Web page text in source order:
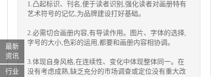
1.凸起标识、刊名,便于读者识别,强化读者对画册特有
艺术符号的记忆,为品牌建设打好基础。
2.必需切合画册内容,有导读作用。图片、字体的选择,
字号的大小,色彩的运用,都要和画册内容相协调。
3.体现自身风格,在连续性、变化中体现整体同一。在
没有考虑成熟,缺乏充分的市场调查或定位没有重大改
最新
资讯
行业